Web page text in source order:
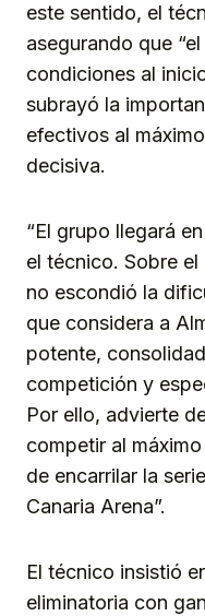
este sentido, el
asegurando que
condiciones al
subrayó la
efectivos al
decisiva.
“El grupo llegará
el técnico. Sobre
no escondió la
que considera a
potente,
competición y
Por ello, advierte
competir al
de encarrilar la
Canaria Arena”.
El técnico insistió
eliminatoria con